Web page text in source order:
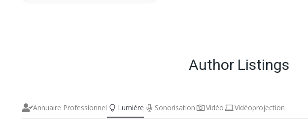
Author Listings
Annuaire Professionnel Lumière Sonorisation Vidéo Vidéoprojection